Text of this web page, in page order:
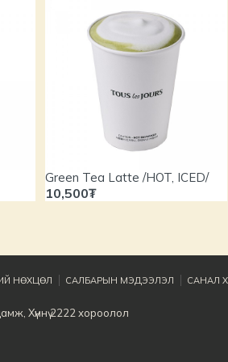
Green Tea Latte /HOT, ICED/
10,500₮
Хүннү 2222 хороолол
НӨХЦӨЛ САЛБАРЫН МЭДЭЭЛЭЛ САНАЛ